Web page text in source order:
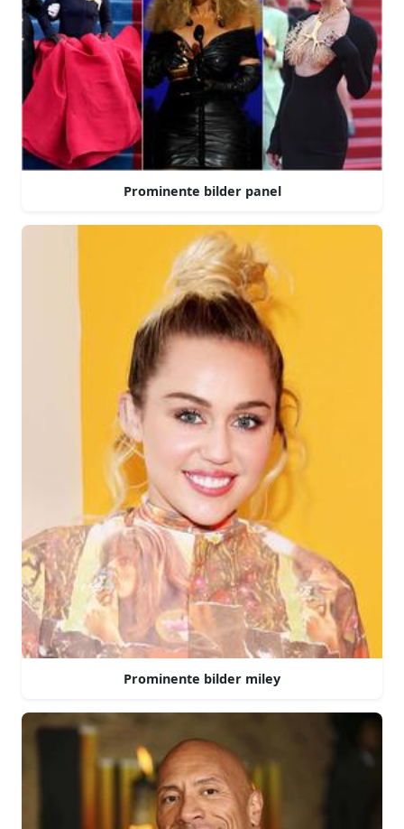
Prominente bilder panel
Prominente bilder miley